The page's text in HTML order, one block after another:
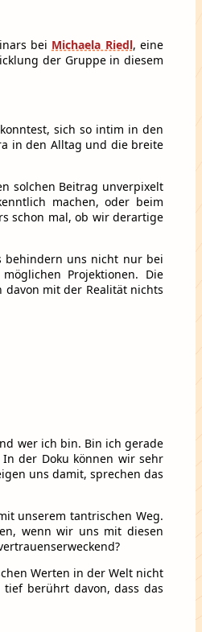
bei Michaela Riedl, eine
der Gruppe in diesem
sich so intim in den
in den Alltag und die breite
solchen Beitrag unverpixelt
machen, oder beim
schon mal, ob wir derartige
behindern uns nicht nur bei
Projektionen. Die
davon mit der Realität nichts
wer ich bin. Bin ich gerade
der Doku können wir sehr
uns damit, sprechen das
unserem tantrischen Weg.
wenn wir uns mit diesen
Werten in der Welt nicht
tief berührt davon, dass das